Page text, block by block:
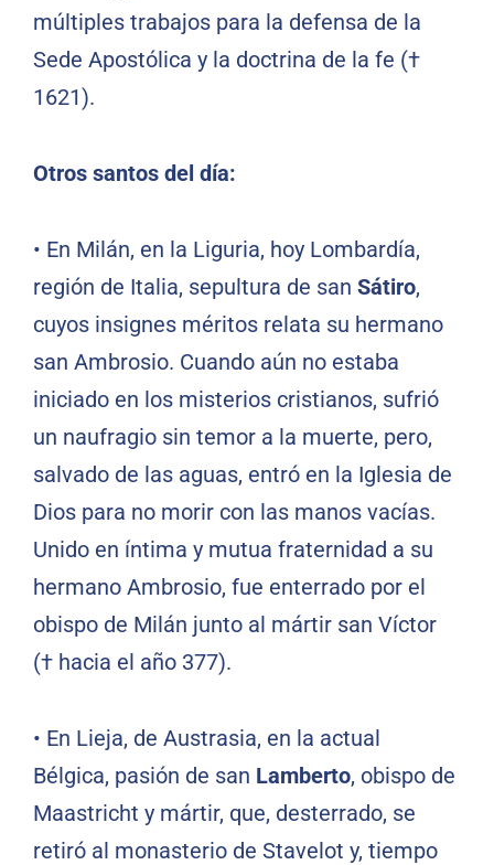
múltiples trabajos para la defensa de la
Sede Apostólica y la doctrina de la fe (†
1621).
Otros santos del día:
• En Milán, en la Liguria, hoy Lombardía,
región de Italia, sepultura de san Sátiro,
cuyos insignes méritos relata su hermano
san Ambrosio. Cuando aún no estaba
iniciado en los misterios cristianos, sufrió
un naufragio sin temor a la muerte, pero,
salvado de las aguas, entró en la Iglesia de
Dios para no morir con las manos vacías.
Unido en íntima y mutua fraternidad a su
hermano Ambrosio, fue enterrado por el
obispo de Milán junto al mártir san Víctor
(† hacia el año 377).
• En Lieja, de Austrasia, en la actual
Bélgica, pasión de san Lamberto, obispo de
Maastricht y mártir, que, desterrado, se
retiró al monasterio de Stavelot y, tiempo